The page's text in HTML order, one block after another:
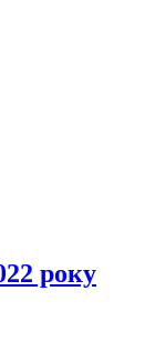
року